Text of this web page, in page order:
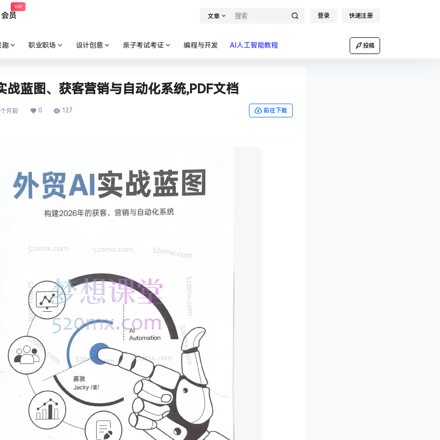
会员
VIP
文章 登录 快速注册
趣 职业职场 设计创意 亲子考试考证 编程与开发 AI人工智能教程 投稿
战蓝图、获客营销与自动化系统,PDF文档
月前 0 127 前往下载